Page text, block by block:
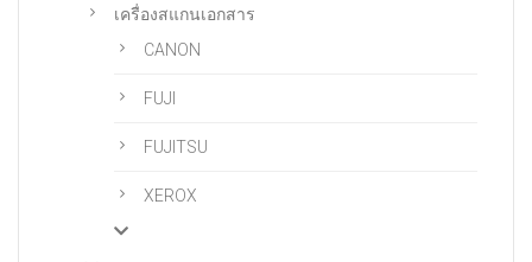
เครื่องสแกนเอกสาร
CANON
FUJI
FUJITSU
XEROX